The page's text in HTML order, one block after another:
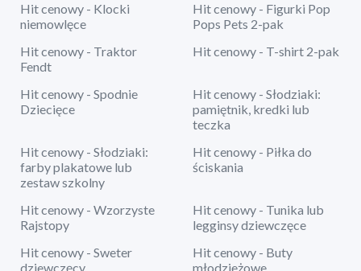
Hit cenowy - Klocki
niemowlęce
Hit cenowy - Figurki Pop
Pops Pets 2-pak
Hit cenowy - Traktor
Fendt
Hit cenowy - T-shirt 2-pak
Hit cenowy - Spodnie
Dziecięce
Hit cenowy - Słodziaki:
pamiętnik, kredki lub
teczka
Hit cenowy - Słodziaki:
farby plakatowe lub
zestaw szkolny
Hit cenowy - Piłka do
ściskania
Hit cenowy - Wzorzyste
Rajstopy
Hit cenowy - Tunika lub
legginsy dziewczęce
Hit cenowy - Sweter
dziewczęcy
Hit cenowy - Buty
młodzieżowe